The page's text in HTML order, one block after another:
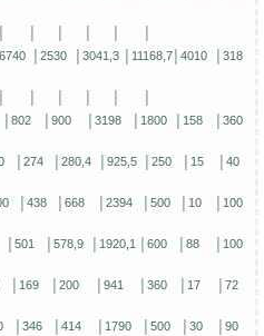
│2530 │3041,3 │11168,7│4010
│318
│802 │900 │3198 │1800 │158
│360
│274 │280,4 │925,5 │250 │15
│40
│438 │668 │2394 │500 │10
│100
│501 │578,9 │1920,1 │600 │88
│100
│169 │200 │941 │360 │17
│72
│346 │414 │1790 │500 │30
│90